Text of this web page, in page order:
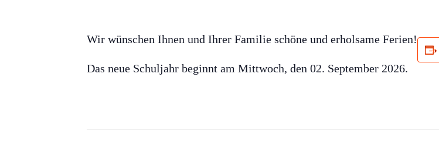
Wir wünschen Ihnen und Ihrer Familie schöne und erholsame Ferien!
Das neue Schuljahr beginnt am Mittwoch, den 02. September 2026.